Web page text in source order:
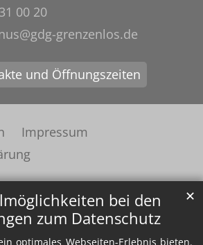
bei den
zum Datenschutz
optimales Webseiten-Erlebnis bieten.
✕
00 20
grenzenlos.de
und Öffnungszeiten
Impressum